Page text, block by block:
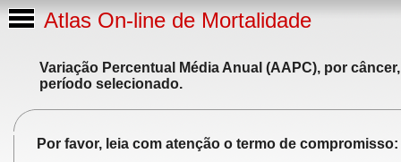
Atlas On-line de Mortalidade
Variação Percentual Média Anual (AAPC), por
período selecionado.
Por favor, leia com atenção o termo de compromisso: